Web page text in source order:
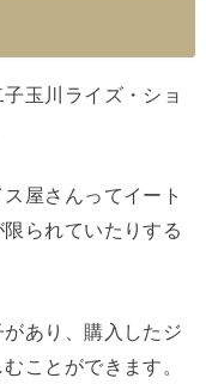
玉川ライズ・ショ
屋さんってイート
られていたりする
あり、購入したジ
ことができます。